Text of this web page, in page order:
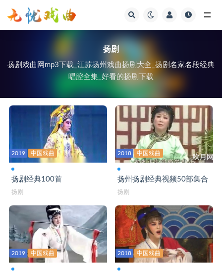
扬剧
扬剧戏曲网mp3下载_江苏扬州戏曲扬剧大全_扬剧名家名段经典
唱腔全集_好看的扬剧下载
2019 中国戏曲
扬剧经典100首
扬剧
2018 中国戏曲
扬州扬剧经典视频50部集合
扬剧
2019 中国戏曲 2018 中国戏曲